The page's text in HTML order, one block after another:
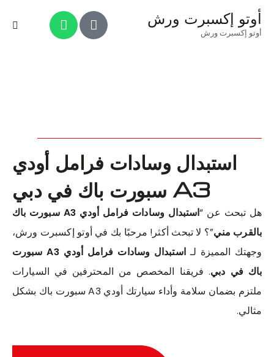
أوتو إكسبرت ورش
أوتو إكسبرت ورش
استبدال وسادات فرامل أودي
A3 سبورت باك في دبي
هل تبحث عن “
استبدال وسادات فرامل أودي A3 سبورت باك
بالقرب مني”؟ لا تبحث أكثر! مرحبًا بك في أوتو إكسبرت ورش،
وجهتك المميزة لـ
استبدال وسادات فرامل أودي A3 سبورت
باك في دبي. فريقنا المخصص من المحترفين في السيارات
ملتزم بضمان سلامة وأداء سيارتك أودي A3 سبورت باك بشكل
مثالي.